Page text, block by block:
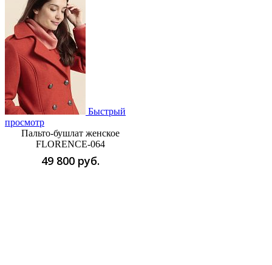
Быстрый
просмотр
Пальто-бушлат женское
FLORENCE-064
49 800 руб.